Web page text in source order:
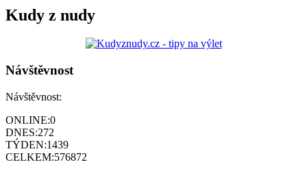
Kudy z nudy
Návštěvnost
Návštěvnost:
ONLINE:0
DNES:272
TÝDEN:1439
CELKEM:576872